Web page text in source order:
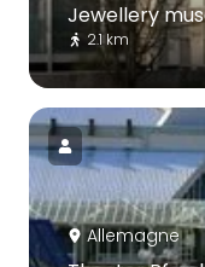
Jewellery
2.1 km
Allemagne